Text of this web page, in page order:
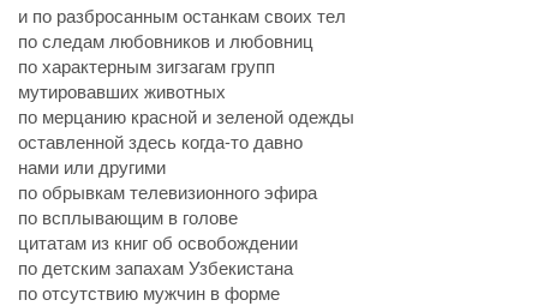
и по разбросанным останкам своих тел
по следам любовников и любовниц
по характерным зигзагам групп
мутировавших животных
по мерцанию красной и зеленой одежды
оставленной здесь когда-то давно
нами или другими
по обрывкам телевизионного эфира
по всплывающим в голове
цитатам из книг об освобождении
по детским запахам Узбекистана
по отсутствию мужчин в форме